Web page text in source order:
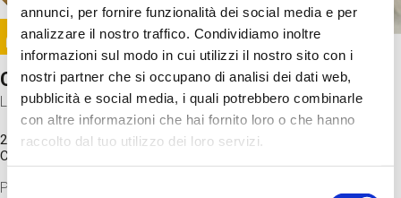
annunci, per fornire funzionalità dei social media e per
analizzare il nostro traffico. Condividiamo inoltre
informazioni sul modo in cui utilizzi il nostro sito con i
nostri partner che si occupano di analisi dei dati web,
pubblicità e social media, i quali potrebbero combinarle
con altre informazioni che hai fornito loro o che hanno
raccolto dal tuo utilizzo dei loro servizi.
Selezione
Image
SUNDAY@STEP
Come funziona il cervello?
Laboratorio
20 Set 2026 / 11:15 - 13:00
Costo
Proveremo a costruire un cervello in cartoncino cercando di